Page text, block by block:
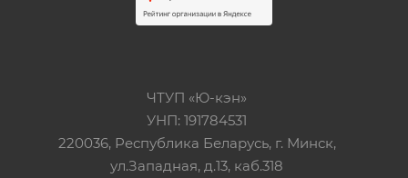
ЧТУП «Ю-кэн»
УНП: 191784531
220036, Республика Беларусь, г. Минск,
ул.Западная, д.13, каб.318